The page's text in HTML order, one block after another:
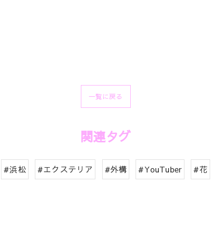
一覧に戻る
関連タグ
#浜松 #エクステリア #外構 #YouTuber #花